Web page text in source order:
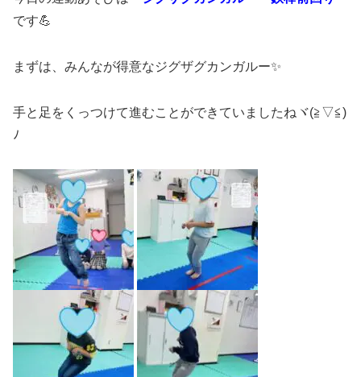
です💪
まずは、みんなが得意なジグザグカンガルー✨
手と足をくっつけて進むことができていましたねヾ(≧▽≦)
ﾉ